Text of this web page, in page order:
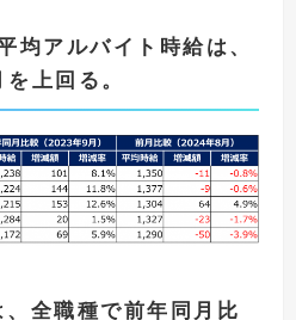
均アルバイト時給は、
上回る。
全職種で前年同月比